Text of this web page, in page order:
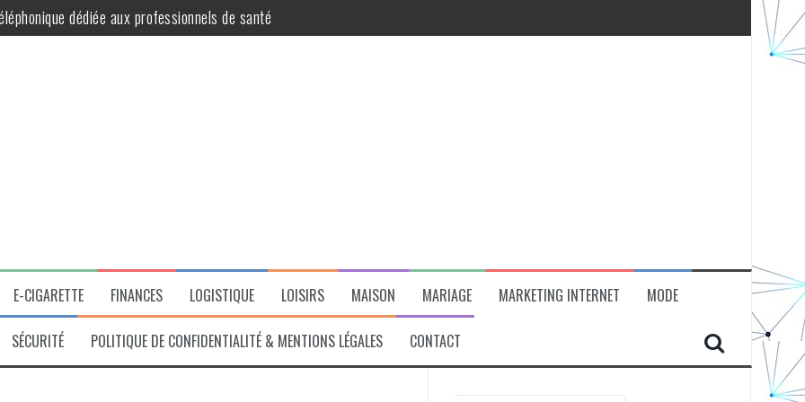
dédiée aux professionnels de santé
cheveux éclatants de santé
en SCI
pour les propriétaires
praticité au quotidien
des diagnostics obligatoires pour votre bien
E-CIGARETTE FINANCES LOGISTIQUE LOISIRS MAISON MARIAGE MARKETING INTERNET MODE
SÉCURITÉ POLITIQUE DE CONFIDENTIALITÉ & MENTIONS LÉGALES CONTACT